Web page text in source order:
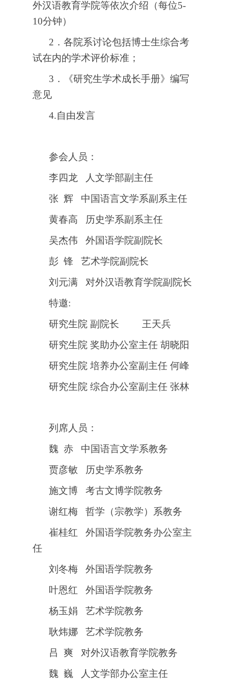
外汉语教育学院等依次介绍（每位5-
10分钟）
2 ．各院系讨论包括博士生综合考
试在内的学术评价标准；
3 ．《研究生学术成长手册》编写
意见
4.自由发言
参会人员：
李四龙 人文学部副主任
张 辉 中国语言文学系副系主任
黄春高 历史学系副系主任
吴杰伟 外国语学院副院长
彭 锋 艺术学院副院长
刘元满 对外汉语教育学院副院长
特邀:
研究生院 副院长 王天兵
研究生院 奖助办公室主任 胡晓阳
研究生院 培养办公室副主任 何峰
研究生院 综合办公室副主任 张林
列席人员：
魏 赤 中国语言文学系教务
贾彦敏 历史学系教务
施文博 考古文博学院教务
谢红梅 哲学（宗教学）系教务
崔桂红 外国语学院教务办公室主
任
刘冬梅 外国语学院教务
叶恩红 外国语学院教务
杨玉娟 艺术学院教务
耿炜娜 艺术学院教务
吕 爽 对外汉语教育学院教务
魏 巍 人文学部办公室主任